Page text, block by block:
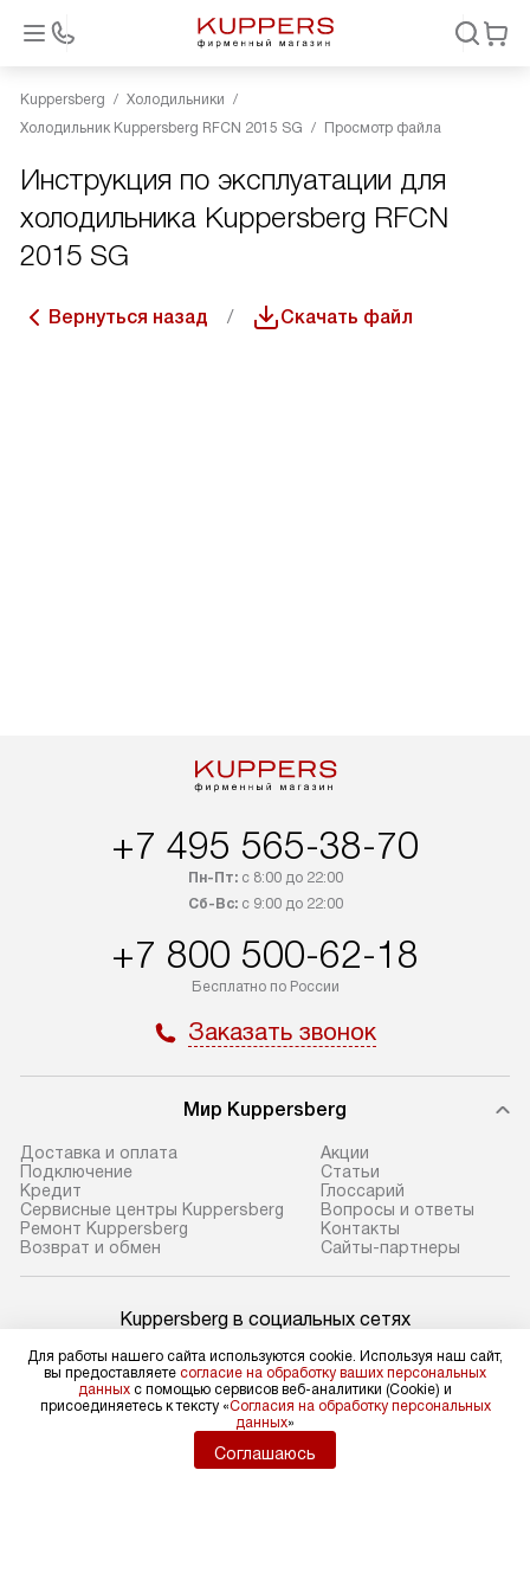
Kuppersberg
Холодильники
Холодильник Kuppersberg RFCN 2015 SG
Просмотр файла
Инструкция по эксплуатации для
холодильника Kuppersberg RFCN
2015 SG
Вернуться назад Скачать файл
+7 495 565-38-70
Пн-Пт:с 8:00 до 22:00
Сб-Вс:с 9:00 до 22:00
+7 800 500-62-18
Бесплатно по России
Заказать звонок
Мир Kuppersberg
Доставка и оплата
Подключение
Кредит
Сервисные центры Kuppersberg
Ремонт Kuppersberg
Возврат и обмен
Акции
Cтатьи
Глоссарий
Вопросы и ответы
Контакты
Сайты-партнеры
Kuppersberg в социальных сетях
Для физических лиц
shop@kuppers-russia.ru
Для юридических лиц
Для работы нашего сайта используются cookie. Используя наш сайт,
вы предоставляете согласие на обработку ваших персональных
данных с помощью сервисов веб-аналитики (Cookie) и
присоединяетесь к тексту «Согласия на обработку персональных
данных»
Соглашаюсь